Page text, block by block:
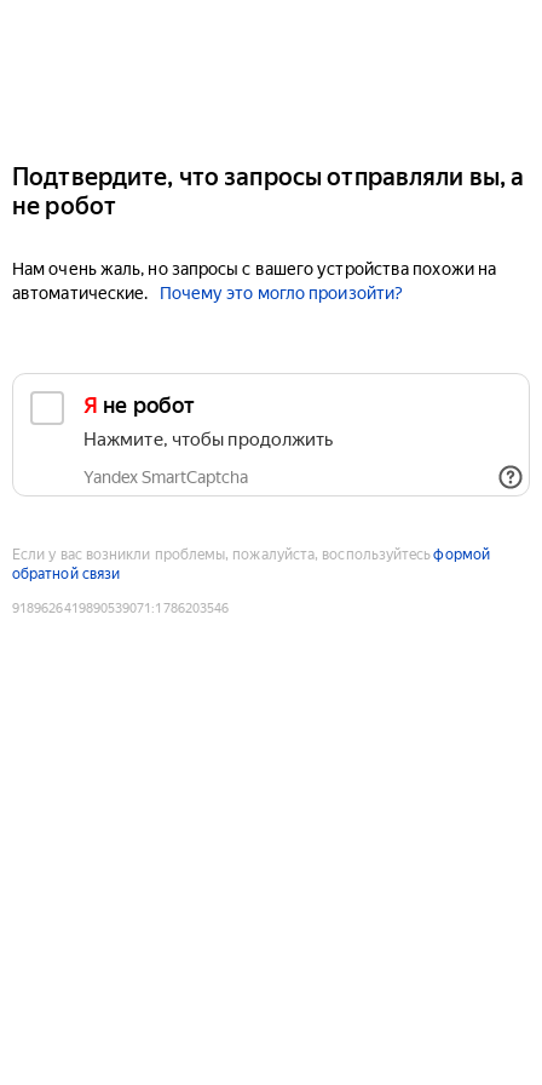
Подтвердите, что запросы отправляли вы, а
не робот
Нам очень жаль, но запросы с вашего устройства похожи на
автоматические.
Почему это могло произойти?
Я не робот
Нажмите, чтобы продолжить
Yandex SmartCaptcha
Если у вас возникли проблемы, пожалуйста, воспользуйтесьформой
обратной связи
9189626419890539071 :1786203546